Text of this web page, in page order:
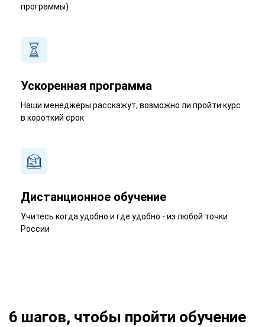
программы)
Ускоренная программа
Наши менеджеры расскажут, возможно ли пройти курс
в короткий срок
Дистанционное обучение
Учитесь когда удобно и где удобно - из любой точки
России
6 шагов, чтобы пройти обучение